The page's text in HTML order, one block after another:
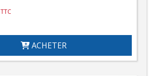
TTC
ACHETER